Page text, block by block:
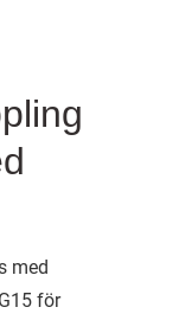
med
för